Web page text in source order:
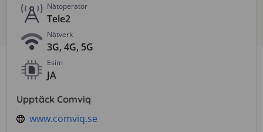
Nätoperatör
Tele2
Nätverk
3G, 4G, 5G
Esim
JA
Upptäck Comviq
www.comviq.se